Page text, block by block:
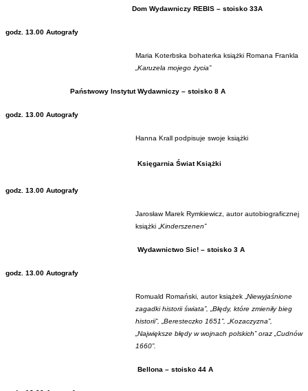
Dom Wydawniczy REBIS – stoisko 33A
godz. 13.00 Autografy
Maria Koterbska bohaterka książki Romana Frankla
„Karuzela mojego życia”
Państwowy Instytut Wydawniczy – stoisko 8 A
godz. 13.00 Autografy
Hanna Krall podpisuje swoje książki
Księgarnia Świat Książki
godz. 13.00 Autografy
Jarosław Marek Rymkiewicz, autor autobiograficznej
książki „ Kinderszenen”
Wydawnictwo Sic! – stoisko 3 A
godz. 13.00 Autografy
Romuald Romański, autor książek „ Niewyjaśnione
zagadki historii świata”, „Błędy, które zmieniły bieg
historii”, „Beresteczko 1651”, „Kozaczyzna”,
„Największe błędy w wojnach polskich” oraz „Cudnów
1660”.
Bellona – stoisko 44 A